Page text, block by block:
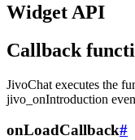
Widget API
Callback
JivoChat executes the
jivo_onIntroduction
onLoadCallback#